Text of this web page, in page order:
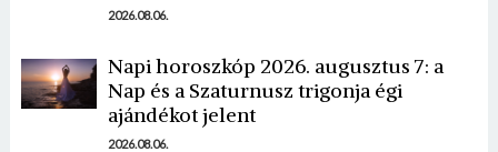
2026.08.06.
Napi horoszkóp 2026. augusztus 7: a
Nap és a Szaturnusz trigonja égi
ajándékot jelent
2026.08.06.